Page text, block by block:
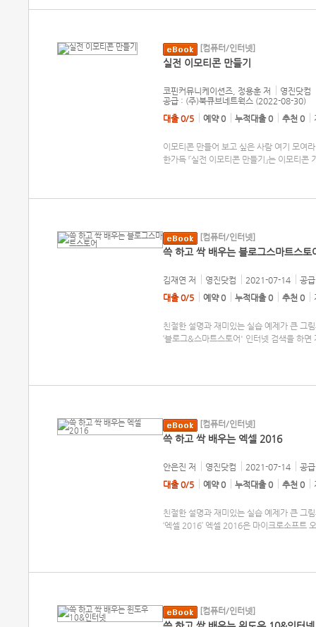
[컴퓨터/인터넷]
실전 이모티콘 만들기
코핀커뮤니케이션즈, 정용훈 저
영진닷컴
공급 : (주)북큐브네트웍스 (2022-08-30)
대출 0/5
예약 0 누적대출 0 추천 0
이모티콘 만들어 보고 싶은 사람 여기 모여
한가득 『실전 이모티콘 만들기』는 이모티
[컴퓨터/인터넷]
쓱 하고 싹 배우는 블로그스마트스토
김재연 저 영진닷컴 2021-07-14
공
대출 0/5
예약 0 누적대출 0 추천 0
친절한 설명과 재미있는 실습 예제가 큰 그
‘블로그&스마트스토어' 인터넷 검색을 하면
[컴퓨터/인터넷]
쓱 하고 싹 배우는 엑셀 2016
안은진 저 영진닷컴 2021-07-14
공
대출 0/5
예약 0 누적대출 0 추천 0
친절한 설명과 재미있는 실습 예제가 큰 그
‘엑셀 2016’ 엑셀 2016은 마이크로소프트
[컴퓨터/인터넷]